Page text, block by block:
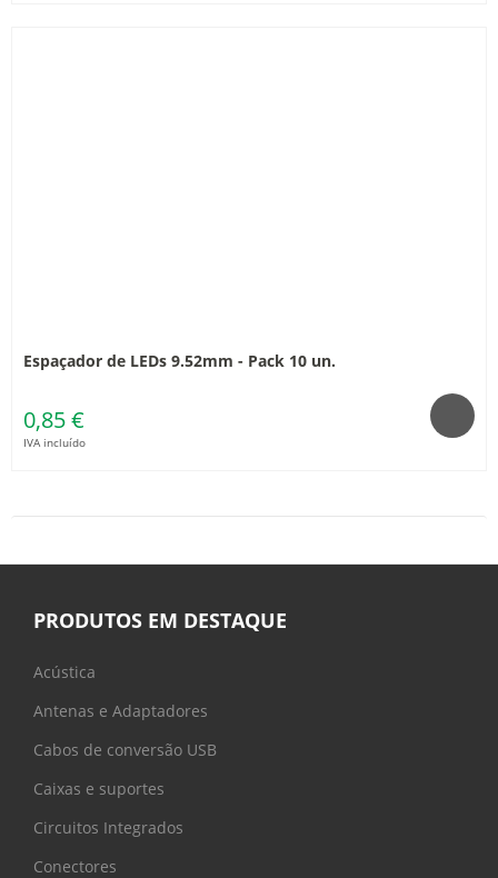
Espaçador de LEDs 9.52mm - Pack 10 un.
0,85 €
IVA incluído
PRODUTOS EM DESTAQUE
Acústica
Antenas e Adaptadores
Cabos de conversão USB
Caixas e suportes
Circuitos Integrados
Conectores